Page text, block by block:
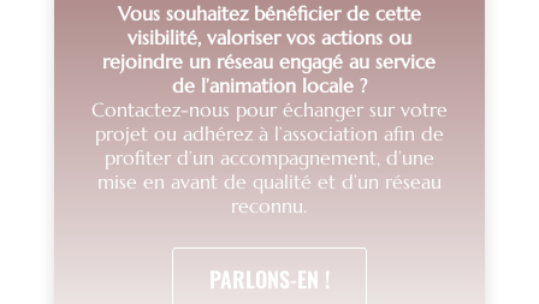
Vous souhaitez bénéficier de cette
visibilité, valoriser vos actions ou
rejoindre un réseau engagé au service
de l’animation locale ?
Contactez-nous pour échanger sur votre
projet ou adhérez à l’association afin de
profiter d’un accompagnement, d’une
mise en avant de qualité et d’un réseau
reconnu.
PARLONS-EN !